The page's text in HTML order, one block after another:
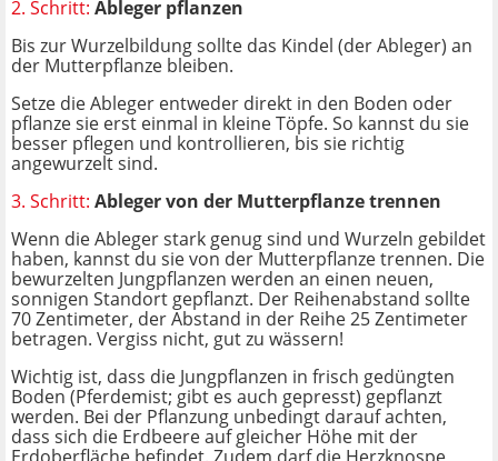
2. Schritt: Ableger pflanzen
Bis zur Wurzelbildung sollte das Kindel (der Ableger) an
der Mutterpflanze bleiben.
Setze die Ableger entweder direkt in den Boden oder
pflanze sie erst einmal in kleine Töpfe. So kannst du sie
besser pflegen und kontrollieren, bis sie richtig
angewurzelt sind.
3. Schritt: Ableger von der Mutterpflanze trennen
Wenn die Ableger stark genug sind und Wurzeln gebildet
haben, kannst du sie von der Mutterpflanze trennen. Die
bewurzelten Jungpflanzen werden an einen neuen,
sonnigen Standort gepflanzt. Der Reihenabstand sollte
70 Zentimeter, der Abstand in der Reihe 25 Zentimeter
betragen. Vergiss nicht, gut zu wässern!
Wichtig ist, dass die Jungpflanzen in frisch gedüngten
Boden (Pferdemist; gibt es auch gepresst) gepflanzt
werden. Bei der Pflanzung unbedingt darauf achten,
dass sich die Erdbeere auf gleicher Höhe mit der